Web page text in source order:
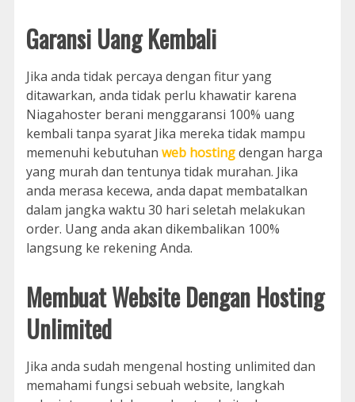
Garansi Uang Kembali
Jika anda tidak percaya dengan fitur yang
ditawarkan, anda tidak perlu khawatir karena
Niagahoster berani menggaransi 100% uang
kembali tanpa syarat Jika mereka tidak mampu
memenuhi kebutuhan web hostingdengan harga
yang murah dan tentunya tidak murahan. Jika
anda merasa kecewa, anda dapat membatalkan
dalam jangka waktu 30 hari seletah melakukan
order. Uang anda akan dikembalikan 100%
langsung ke rekening Anda.
Membuat Website Dengan Hosting
Unlimited
Jika anda sudah mengenal hosting unlimited dan
memahami fungsi sebuah website, langkah